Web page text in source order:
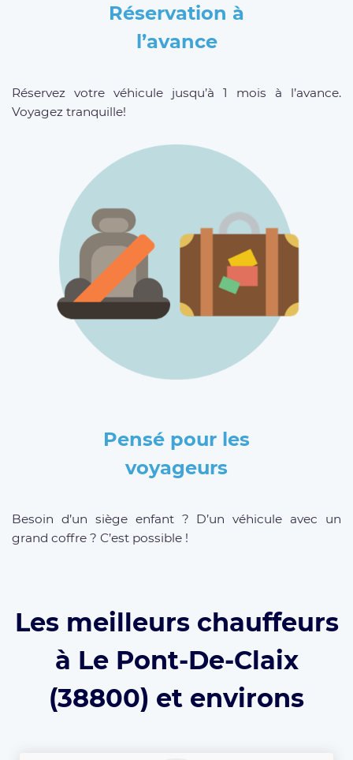
Réservation à
l’avance
Réservez votre véhicule jusqu’à 1 mois à l’avance.
Voyagez tranquille!
Pensé pour les
voyageurs
Besoin d’un siège enfant ? D’un véhicule avec un
grand coffre ? C’est possible !
Les meilleurs chauffeurs
à Le Pont-De-Claix
(38800) et environs